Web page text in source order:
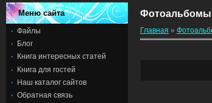
Меню сайта
Файлы
Блог
Книга интересных статей
Книга для гостей
Наш каталог сайтов
Обратная связь
Фотоальбомы
Главная »